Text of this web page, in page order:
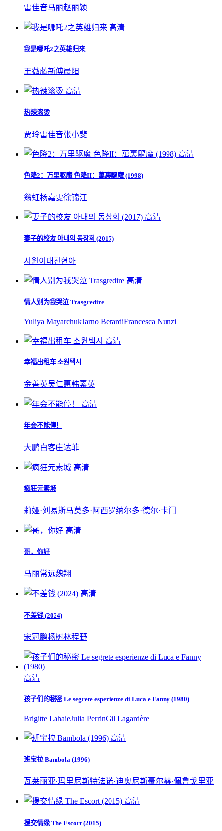
雷佳音马丽赵丽颖
高清
我是哪吒2之英雄归来
王薇藤新傅晨阳
高清
热辣滚烫
贾玲雷佳音张小斐
高清
色降2：万里驱魔 色降II：萬裏驅魔 (1998)
翁虹杨嘉雯徐锦江
高清
妻子的校友 아내의 동창회 (2017)
서원이태진현아
高清
情人别为我哭泣 Trasgredire
Yuliya MayarchukJarno BerardiFrancesca Nunzi
高清
幸福出租车 소원택시‎
金善英吴仁惠韩素英
高清
年会不能停！
大鹏白客庄达菲
高清
疯狂元素城
莉娅·刘易斯马莫多·阿西罗纳尔多·德尔·卡门
高清
哥，你好
马丽常远魏翔
高清
不差钱 (2024)
宋冠鹏杨树林程野
高清
孩子们的秘密 Le segrete esperienze di Luca e Fanny (1980)
Brigitte LahaieJulia PerrinGil Lagardère
高清
班宝拉 Bambola (1996)
瓦莱丽亚·玛里尼斯特法诺·迪奥尼斯豪尔赫·佩鲁戈里亚
高清
援交情缘 The Escort (2015)